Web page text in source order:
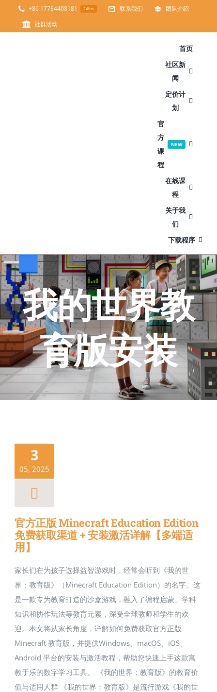
+86 17784408181 24hrs 联系我们
团队介绍
社群活动
首页
社区新
闻
定价计
划
官
方
课
程
NEW
在线课
程
关于我
们
下载程序
我的世界教
育版安装
3
05, 2025
官方正版 Minecraft Education Edition
免费获取渠道 + 安装激活详解【多端适
用】
家长们在为孩子选择益智游戏时，经常会听到《我的世
界：教育版》（Minecraft Education Edition）的名字。这
是一款专为教育打造的沙盒游戏，融入了编程启蒙、学科
知识和协作玩法等教育元素，深受全球教师和学生的欢
迎。本文将从家长角度，详解如何免费获取官方正版
Minecraft 教育版，并提供Windows、macOS、iOS、
Android 平台的安装与激活教程，帮助您快速上手这款寓
教于乐的数字学习工具。 《我的世界：教育版》的教育价
值与适用人群 《我的世界：教育版》是流行游戏《我的世